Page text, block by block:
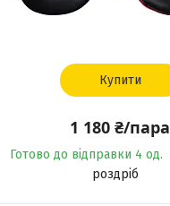
Купити
1 180 ₴/пара
Готово до відправки 4 од.
роздріб